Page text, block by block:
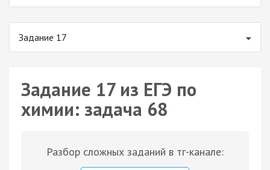
Задание 17
Задание 17 из ЕГЭ по
химии: задача 68
Разбор сложных заданий в тг-канале: